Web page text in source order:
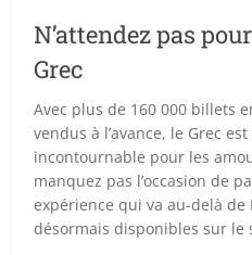
N’attendez pas
Grec
Avec plus de 160 000 billets
vendus à l’avance, le Grec
incontournable pour les
manquez pas l’occasion de
expérience qui va au-delà
désormais disponibles sur le